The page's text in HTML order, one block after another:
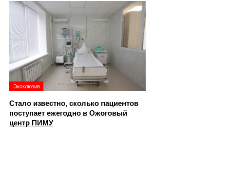
Эксклюзив
Стало известно, сколько пациентов
поступает ежегодно в Ожоговый
центр ПИМУ